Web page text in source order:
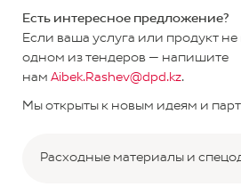
Есть интересное предложение?
Если ваша услуга или продукт
одном из тендеров — напишите
нам Aibek.Rashev@dpd.kz.
Мы открыты к новым идеям и
Расходные материалы и